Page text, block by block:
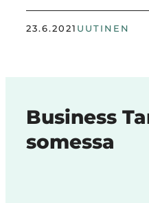
23.6.2021 UUTINEN
Business
somessa